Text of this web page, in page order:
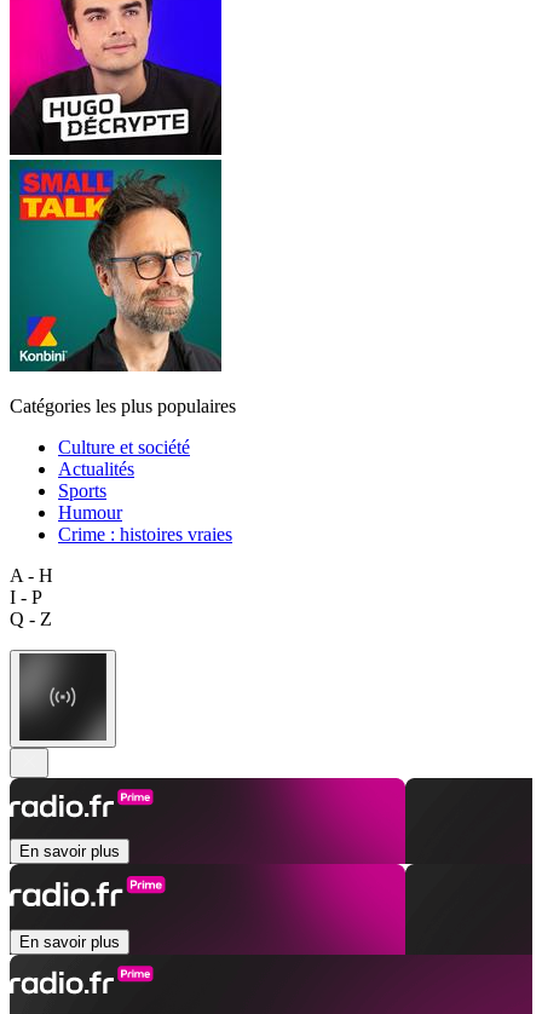
Catégories les plus populaires
Culture et société
Actualités
Sports
Humour
Crime : histoires vraies
A - H
I - P
Q - Z
En savoir plus
En savoir plus